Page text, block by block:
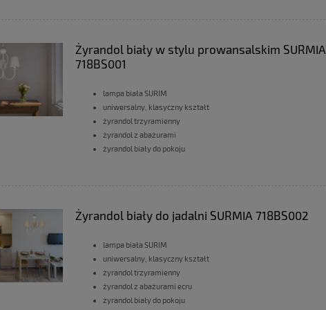
Żyrandol biały w stylu prowansalskim SURMIA
718BS001
lampa biała SURIM
uniwersalny, klasyczny kształt
żyrandol trzyramienny
żyrandol z abażurami
żyrandol biały do pokoju
Żyrandol biały do jadalni SURMIA 718BS002
lampa biała SURIM
uniwersalny, klasyczny kształt
żyrandol trzyramienny
żyrandol z abażurami ecru
żyrandol biały do pokoju